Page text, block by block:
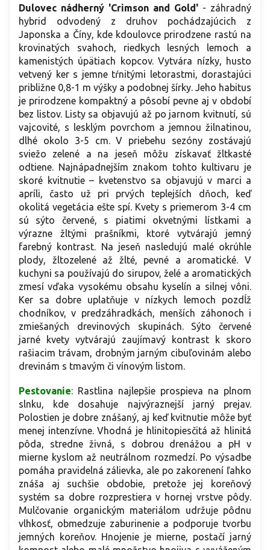
Dulovec nádherný 'Crimson and Gold' - záhradný
hybrid odvodený z druhov pochádzajúcich z
Japonska a Číny, kde kdoulovce prirodzene rastú na
krovinatých svahoch, riedkych lesných lemoch a
kamenistých úpätiach kopcov. Vytvára nízky, husto
vetvený ker s jemne tŕnitými letorastmi, dorastajúci
približne 0,8-1 m výšky a podobnej šírky. Jeho habitus
je prirodzene kompaktný a pôsobí pevne aj v období
bez listov. Listy sa objavujú až po jarnom kvitnutí, sú
vajcovité, s lesklým povrchom a jemnou žilnatinou,
dlhé okolo 3-5 cm. V priebehu sezóny zostávajú
sviežo zelené a na jeseň môžu získavať žltkasté
odtiene. Najnápadnejším znakom tohto kultivaru je
skoré kvitnutie – kvetenstvo sa objavujú v marci a
apríli, často už pri prvých teplejších dňoch, keď
okolitá vegetácia ešte spí. Kvety s priemerom 3-4 cm
sú sýto červené, s piatimi okvetnými lístkami a
výrazne žltými prašníkmi, ktoré vytvárajú jemný
farebný kontrast. Na jeseň nasledujú malé okrúhle
plody, žltozelené až žlté, pevné a aromatické. V
kuchyni sa používajú do sirupov, želé a aromatických
zmesí vďaka vysokému obsahu kyselín a silnej vôni.
Ker sa dobre uplatňuje v nízkych lemoch pozdĺž
chodníkov, v predzáhradkách, menších záhonoch i
zmiešaných drevinových skupinách. Sýto červené
jarné kvety vytvárajú zaujímavý kontrast k skoro
rašiacim trávam, drobným jarným cibuľovinám alebo
drevinám s tmavým či vínovým listom.
Pestovanie: Rastlina najlepšie prospieva na plnom
slnku, kde dosahuje najvýraznejší jarný prejav.
Polostien je dobre znášaný, aj keď kvitnutie môže byť
menej intenzívne. Vhodná je hlinitopiesčitá až hlinitá
pôda, stredne živná, s dobrou drenážou a pH v
mierne kyslom až neutrálnom rozmedzí. Po výsadbe
pomáha pravidelná zálievka, ale po zakorenení ľahko
znáša aj suchšie obdobie, pretože jej koreňový
systém sa dobre rozprestiera v hornej vrstve pôdy.
Mulčovanie organickým materiálom udržuje pôdnu
vlhkosť, obmedzuje zaburinenie a podporuje tvorbu
jemných koreňov. Hnojenie je mierne, postačí jarný